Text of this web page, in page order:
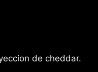
de cheddar.